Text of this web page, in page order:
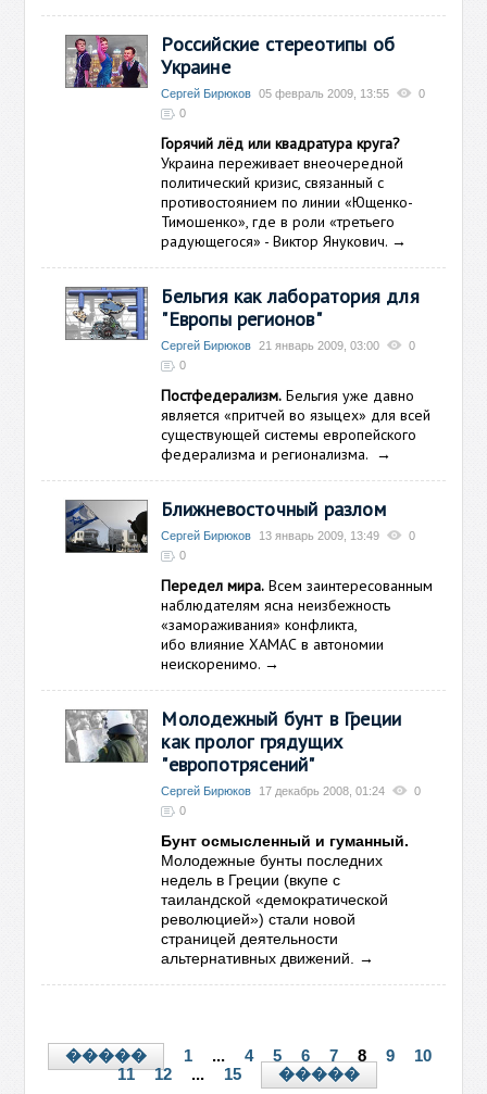
Российские стереотипы об
Украине
Сергей Бирюков 05 февраль 2009, 13:55
0
0
Горячий лёд или квадратура круга?
Украина переживает внеочередной
политический кризис, связанный с
противостоянием по линии «Ющенко-
Тимошенко», где в роли «третьего
радующегося» - Виктор Янукович. →
Бельгия как лаборатория для
"Европы регионов"
Сергей Бирюков 21 январь 2009, 03:00
0
0
Постфедерализм. Бельгия уже давно
является «притчей во языцех» для всей
существующей системы европейского
федерализма и регионализма. →
Ближневосточный разлом
Сергей Бирюков 13 январь 2009, 13:49
0
0
Передел мира. Всем заинтересованным
наблюдателям ясна неизбежность
«замораживания» конфликта,
ибо влияние ХАМАС в автономии
неискоренимо. →
Молодежный бунт в Греции
как пролог грядущих
"европотрясений"
Сергей Бирюков 17 декабрь 2008, 01:24
0
0
Бунт осмысленный и гуманный.
Молодежные бунты последних
недель в Греции (вкупе с
таиландской «демократической
революцией») стали новой
страницей деятельности
альтернативных движений.
→
����� 1 ... 4 5 6 7 8 9
10
11
12 ... 15 �����